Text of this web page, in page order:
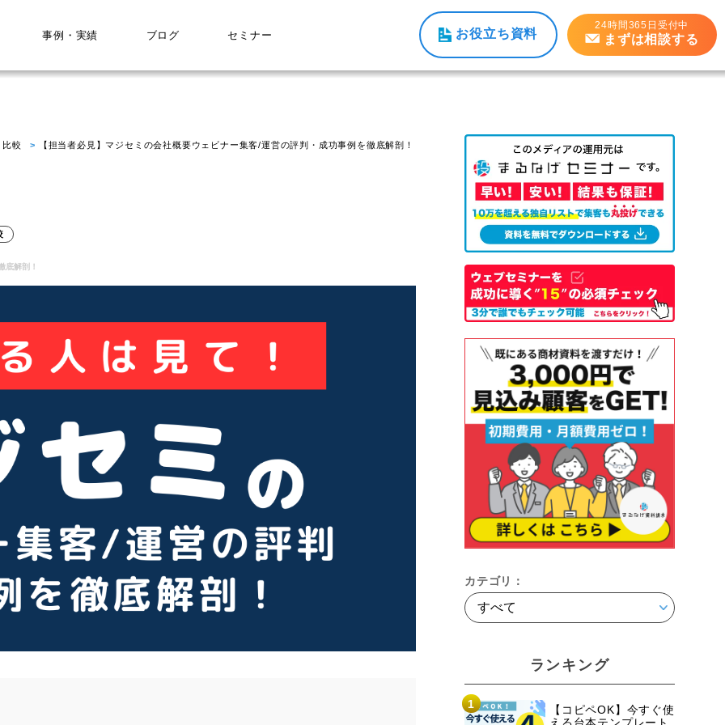
事例・実績 ブログ セミナー お役立ち資料
24時間365日受付中
まずは相談する
比較 【担当者必見】マジセミの会社概要ウェビナー集客/運営の評判・成功事例を徹底解剖！
底解剖！
カテゴリ：
ランキング
1
【コピペOK】今すぐ使